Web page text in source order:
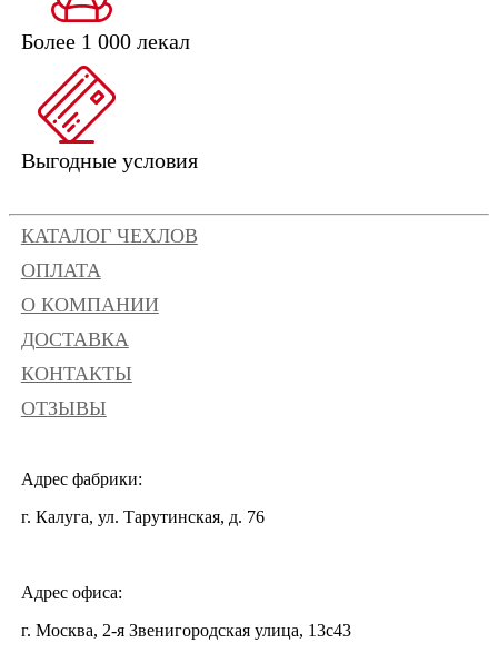
Более 1 000 лекал
Выгодные условия
КАТАЛОГ ЧЕХЛОВ
ОПЛАТА
О КОМПАНИИ
ДОСТАВКА
КОНТАКТЫ
ОТЗЫВЫ
Адрес фабрики:
г. Калуга, ул. Тарутинская, д. 76
Адрес офиса:
г. Москва, 2-я Звенигородская улица, 13с43